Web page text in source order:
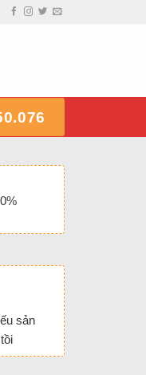
sản